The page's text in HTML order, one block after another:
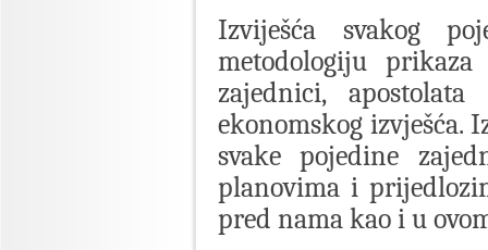
Izviješća svakog
metodologiju
zajednici,
ekonomskog izvješća.
svake pojedine
planovima i
pred nama kao i u